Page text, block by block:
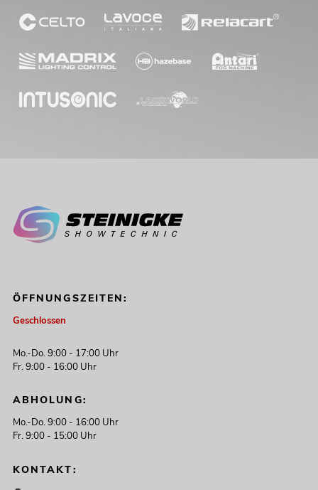
ÖFFNUNGSZEITEN:
Geschlossen
Mo.-Do. 9:00 - 17:00 Uhr
Fr. 9:00 - 16:00 Uhr
ABHOLUNG:
Mo.-Do. 9:00 - 16:00 Uhr
Fr. 9:00 - 15:00 Uhr
KONTAKT: